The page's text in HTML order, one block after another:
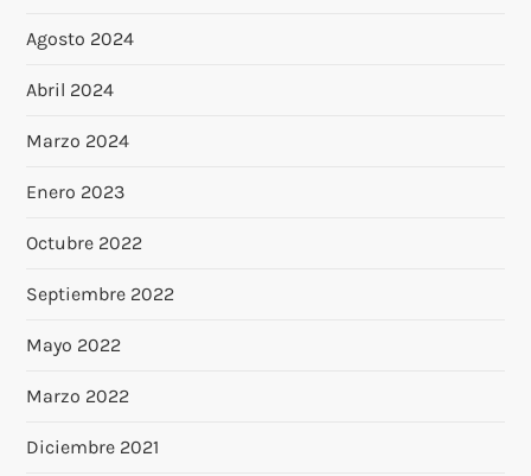
Agosto 2024
Abril 2024
Marzo 2024
Enero 2023
Octubre 2022
Septiembre 2022
Mayo 2022
Marzo 2022
Diciembre 2021